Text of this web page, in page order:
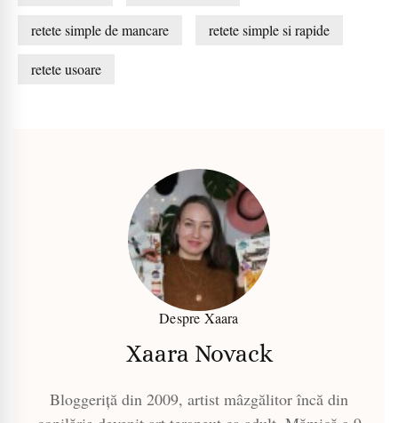
retete simple de mancare retete simple si rapide
retete usoare
Despre Xaara
Xaara Novack
Bloggeriță din 2009, artist mâzgălitor încă din